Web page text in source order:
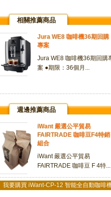
相關推薦商品
Jura WE8 咖啡機36期回購
專案
Jura WE8 咖啡機36期回購
案 ●期限：36個月...
週邊推薦商品
iWant 嚴選公平貿易
FAIRTRADE 咖啡豆F4特銷
組合
iWant 嚴選公平貿易
FAIRTRADE 咖啡豆 F 4特...
我要購買 iWant-CP-12 智能全自動咖啡